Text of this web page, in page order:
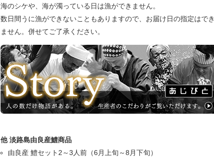
海のシケや、海が濁っている日は漁ができません。
数日間うに漁ができないこともありますので、お届け日の指定はでき
ません。併せてご了承ください。
他 淡路島由良産鱧商品
由良産 鱧セット2～3人前（6月上旬～8月下旬）